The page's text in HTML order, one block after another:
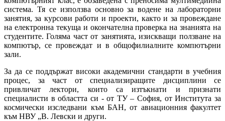
система. Тя се използва основно за водене на лабораторни
занятия, за курсови работи и проекти, както и за провеждане
на електронна текуща и окончателна проверка на знанията на
студентите. Голяма част от занятията, изискващи ползване на
компютър, се провеждат и в общофилиалните компютърни
зали.
За да се поддържат високи академични стандарти в учебния
процес, за част от специализиращите дисциплини се
привличат лектори, които са изтъкнати и признати
специалисти в областта си - от ТУ – София, от Института за
космически изследвани към БАН, от авиационния факултет
към НВУ „В. Левски и други.